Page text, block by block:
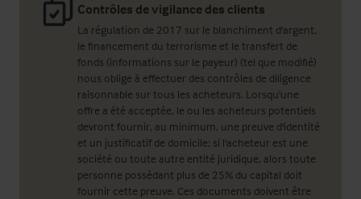
Contrôles de vigilance des clients
La régulation de 2017 sur le blanchiment d'argent,
le financement du terrorisme et le transfert de
fonds (informations sur le payeur) (tel que modifié)
nous oblige à effectuer des contrôles de diligence
raisonnable sur tous les acheteurs. Lorsqu'une
offre a été acceptée, le ou les acheteurs potentiels
devront fournir, au minimum, une preuve d'identité
et un justificatif de domicile; si l'acheteur est une
société ou toute autre entité juridique, alors toute
personne possédant plus de 25% du capital doit
fournir cette preuve. Ces documents doivent être